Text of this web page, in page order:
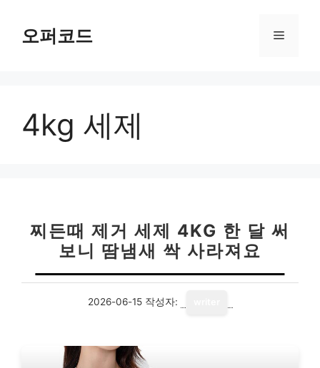
오퍼코드 메
4kg 세제
찌든때 제거 세제 4KG 한 달 써
보니 땀냄새 싹 사라져요
2026-06-15 작성자: